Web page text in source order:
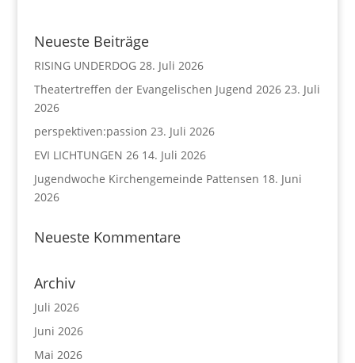
Neueste Beiträge
RISING UNDERDOG 28. Juli 2026
Theatertreffen der Evangelischen Jugend 2026 23. Juli
2026
perspektiven:passion 23. Juli 2026
EVI LICHTUNGEN 26 14. Juli 2026
Jugendwoche Kirchengemeinde Pattensen 18. Juni
2026
Neueste Kommentare
Archiv
Juli 2026
Juni 2026
Mai 2026